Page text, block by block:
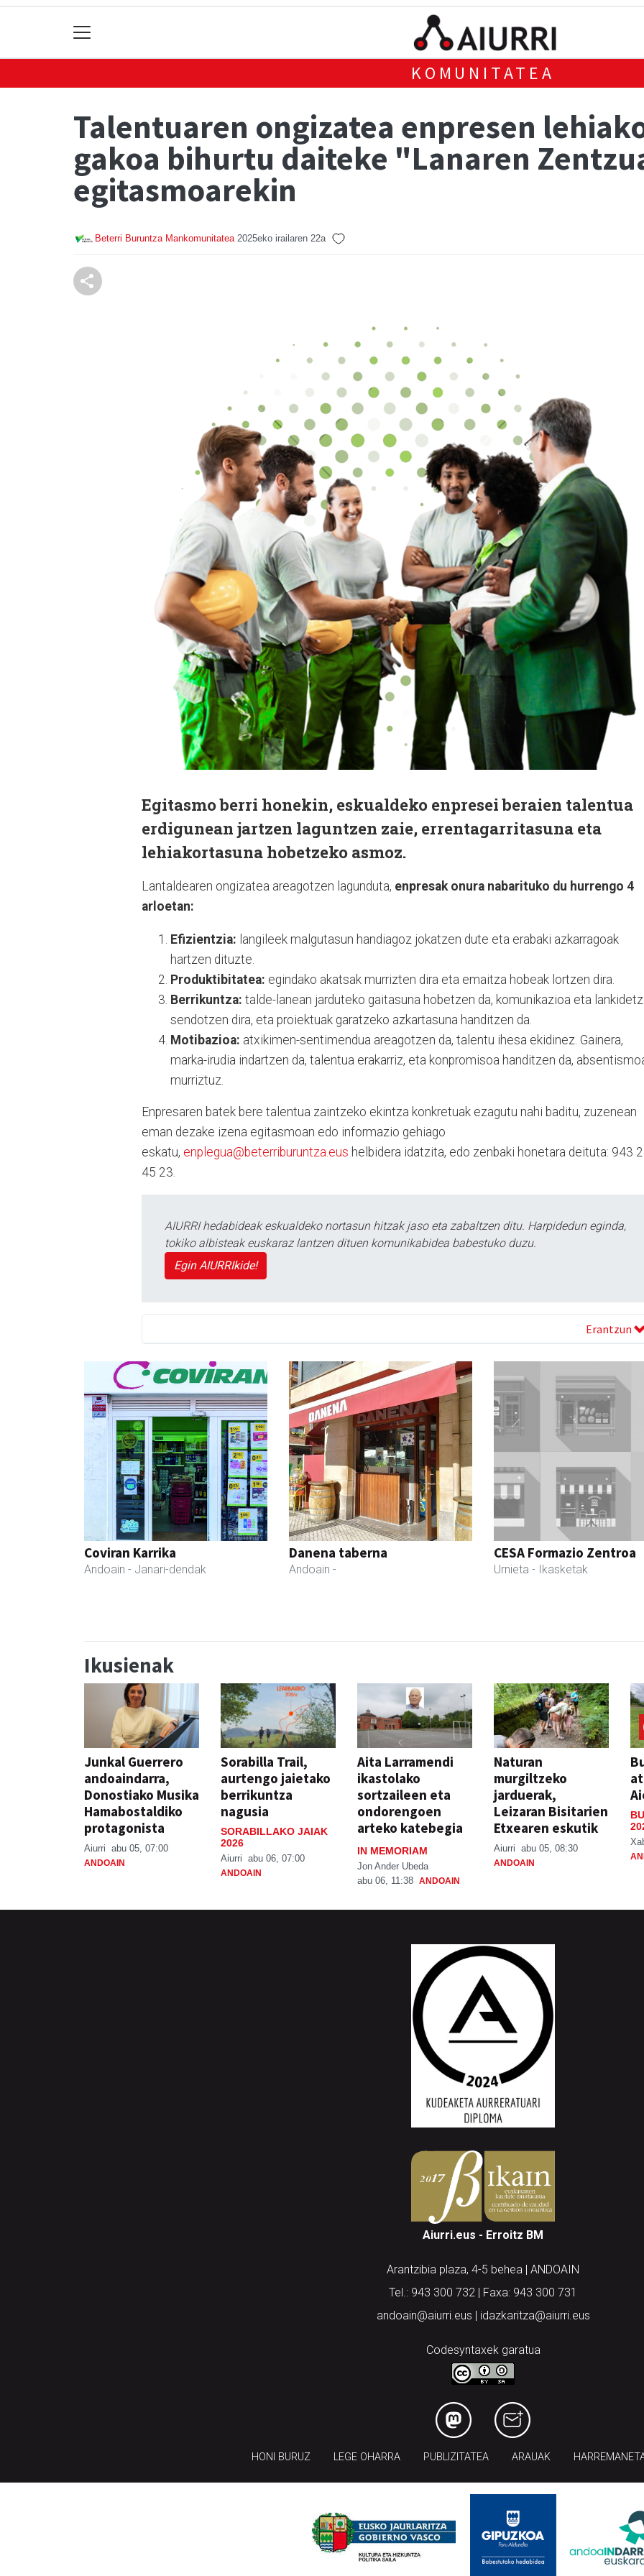
KOMUNITATEA
Talentuaren ongizatea enpresen
gakoa bihurtu daiteke "Lanaren
egitasmoarekin
Beterri Buruntza Mankomunitatea 2025eko irailaren 22a
Egitasmo berri honekin, eskualdeko enpresei beraien talentua
erdigunean jartzen laguntzen zaie, errentagarritasuna eta
lehiakortasuna hobetzeko asmoz.
Lantaldearen ongizatea areagotzen lagunduta, enpresak onura nabarituko du hurrengo 4
arloetan:
Efizientzia: langileek malgutasun handiagoz jokatzen dute eta erabaki azkarragoak
hartzen dituzte.
Produktibitatea: egindako akatsak murrizten dira eta emaitza hobeak lortzen dira.
Berrikuntza: talde-lanean jarduteko gaitasuna hobetzen da, komunikazioa eta
sendotzen dira, eta proiektuak garatzeko azkartasuna handitzen da.
Motibazioa: atxikimen-sentimendua areagotzen da, talentu ihesa ekidinez. Gainera,
marka-irudia indartzen da, talentua erakarriz, eta konpromisoa handitzen da,
murriztuz.
Enpresaren batek bere talentua zaintzeko ekintza konkretuak ezagutu nahi baditu, zuzenean
eman dezake izena egitasmoan edo informazio gehiago
eskatu, enplegua@beterriburuntza.eus helbidera idatzita, edo zenbaki honetara deituta: 943
45 23.
AIURRI hedabideak eskualdeko nortasun hitzak jaso eta zabaltzen ditu. Harpidedun eginda,
tokiko albisteak euskaraz lantzen dituen komunikabidea babestuko duzu.
Egin AIURRIkide!
Erantzun
Coviran Karrika
Andoain - Janari-dendak
Danena taberna
Andoain -
CESA Formazio Zentroa
Urnieta - Ikasketak
Ikusienak
Junkal Guerrero
andoaindarra,
Donostiako Musika
Hamabostaldiko
protagonista
Aiurri abu 05, 07:00
ANDOAIN
Sorabilla Trail,
aurtengo jaietako
berrikuntza
nagusia
SORABILLAKO JAIAK
2026
Aiurri abu 06, 07:00
ANDOAIN
Aita Larramendi
ikastolako
sortzaileen eta
ondorengoen
arteko katebegia
IN MEMORIAM
Jon Ander Ubeda
abu 06, 11:38 ANDOAIN
Naturan
murgiltzeko
jarduerak,
Leizaran Bisitarien
Etxearen eskutik
Aiurri abu 05, 08:30
ANDOAIN
Aiurri.eus - Erroitz BM
Arantzibia plaza, 4-5 behea | ANDOAIN
Tel.: 943 300 732 | Faxa: 943 300 731
andoain@aiurri.eus | idazkaritza@aiurri.eus
Codesyntaxek garatua
HONI BURUZ LEGE OHARRA PUBLIZITATEA ARAUAK